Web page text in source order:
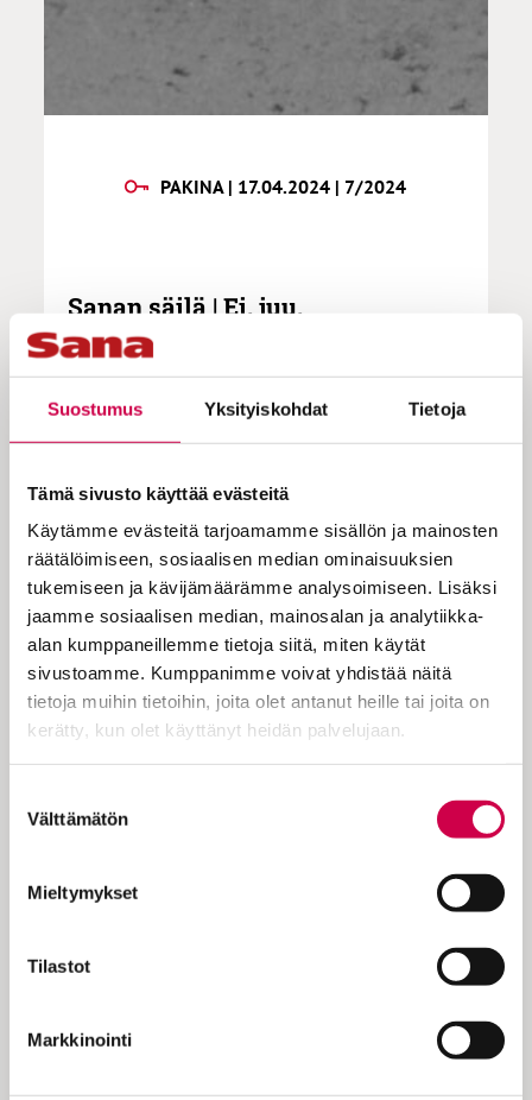
Suostumus Yksityiskohdat Tietoja
Tämä sivusto käyttää evästeitä
Käytämme evästeitä tarjoamamme sisällön ja mainosten
räätälöimiseen, sosiaalisen median ominaisuuksien
tukemiseen ja kävijämäärämme analysoimiseen. Lisäksi
jaamme sosiaalisen median, mainosalan ja analytiikka-
alan kumppaneillemme tietoja siitä, miten käytät
sivustoamme. Kumppanimme voivat yhdistää näitä
tietoja muihin tietoihin, joita olet antanut heille tai joita on
kerätty, kun olet käyttänyt heidän palvelujaan.
valinta
Välttämätön
Mieltymykset
Tilastot
Markkinointi
PAKINA | 17.04.2024 | 7/2024
Sanan säilä | Ei, juu,
vaarinhousut
Yhdenvertaisuus, kauneimman sukupuolen
sekä suvaitsevaisuus ovat kansankirkon
puutarhassa kasvaneista Hengen
hedelmistä maistuvimpia – luonnollisesti
heti meille luterilaisille niin
luonteenomaisen rakkauden, ilon, rauhan,
kärsivällisyyden, ystävällisyyden,
hyvyyden, uskollisuuden, lempeyden ja
itsehillinnän jälkeen. Nämä hyvät hedelmät
eivät kuitenkaan ole…
KOKEILE KUUKAUSI